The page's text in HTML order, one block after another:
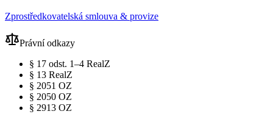
Zprostředkovatelská smlouva & provize
Právní odkazy
§ 17 odst. 1–4 RealZ
§ 13 RealZ
§ 2051 OZ
§ 2050 OZ
§ 2913 OZ